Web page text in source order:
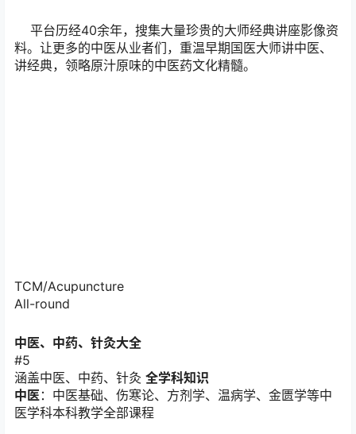
平台历经40余年，搜集大量珍贵的大师经典讲座影像资
料。让更多的中医从业者们，重温早期国医大师讲中医、
讲经典，领略原汁原味的中医药文化精髓。
TCM/Acupuncture
All-round
中医、中药、 针灸大全
#5
涵盖中医、中药、针灸 全学科知识
中医 ：中医基础、伤寒论、方剂学、温病学、金匮学等中
医学科本科教学全部课程